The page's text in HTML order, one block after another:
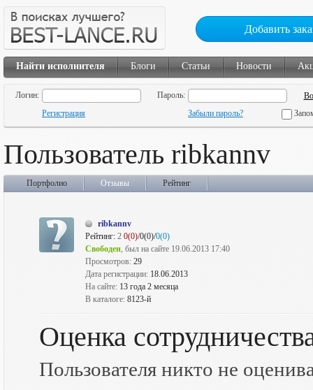
Добавить
Найти исполнителя Блоги Статьи Новости
Логин:
Пароль:
Регистрация
Забыли пароль?
Пользователь ribkannv
Портфолио Отзывы Рейтинг
ribkannv
Рейтинг: 2 0(0)/0(0)/0(0)
Свободен, был на сайте 19.06.2013 17:40
Просмотров: 29
Дата регистрации: 18.06.2013
На сайте: 13 года 2 месяца
В каталоге: 8123-й
Оценка
Пользователя никто не